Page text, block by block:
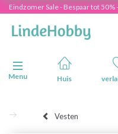
Eindzomer Sale - Bespaar tot 50%
Navigatie in-/uitschakelen
Menu
Huis
Vesten